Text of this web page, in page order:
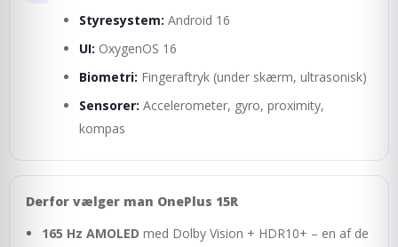
Styresystem: Android 16
UI: OxygenOS 16
Biometri: Fingeraftryk (under skærm, ultrasonisk)
Sensorer: Accelerometer, gyro, proximity,
kompas
Derfor vælger man OnePlus 15R
165 Hz AMOLED med Dolby Vision + HDR10+ – en af de